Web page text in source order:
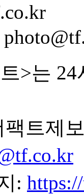
>는
팩트제
: